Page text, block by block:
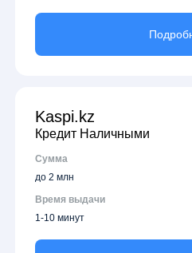
Kaspi.kz
Кредит Наличными
Сумма
до 2 млн
Время выдачи
1-10 минут